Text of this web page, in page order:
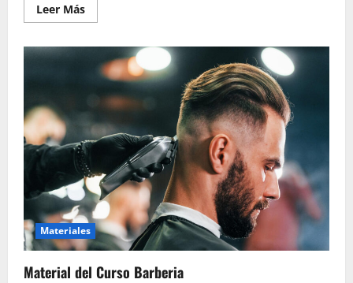
Leer MásLeer
más
Albañilería
Materiales
Material del Curso Barberia